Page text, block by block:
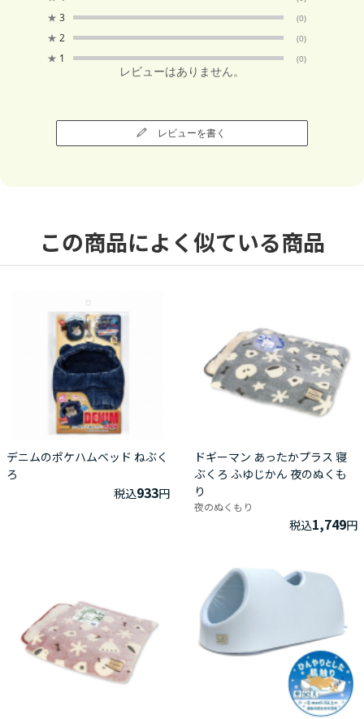
★ 3 (0)
★ 2 (0)
★ 1 (0)
レビューはありません。
レビューを書く
この商品によく似ている商品
デニムのポケハムベッド ねぶく
ろ
税込933円
ドギーマン あったかプラス 寝
ぶくろ ふゆじかん 夜のぬくも
り
夜のぬくもり
税込1,749円